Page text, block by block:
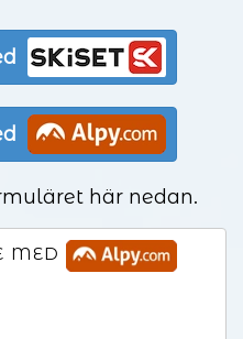
här nedan.
MED